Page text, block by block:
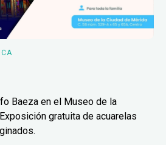
Baeza en el Museo de la
gratuita de acuarelas